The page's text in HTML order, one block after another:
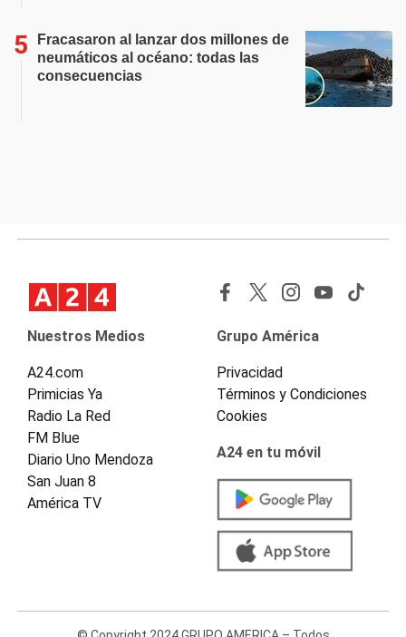
Fracasaron al lanzar dos millones de
neumáticos al océano: todas las
consecuencias
Nuestros Medios
A24.com
Primicias Ya
Radio La Red
FM Blue
Diario Uno Mendoza
San Juan 8
América TV
Grupo América
Privacidad
Términos y Condiciones
Cookies
A24 en tu móvil